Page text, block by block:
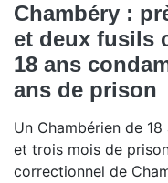
Chambéry :
et deux fusils
18 ans
ans de prison
Un Chambérien de
et trois mois de
correctionnel de